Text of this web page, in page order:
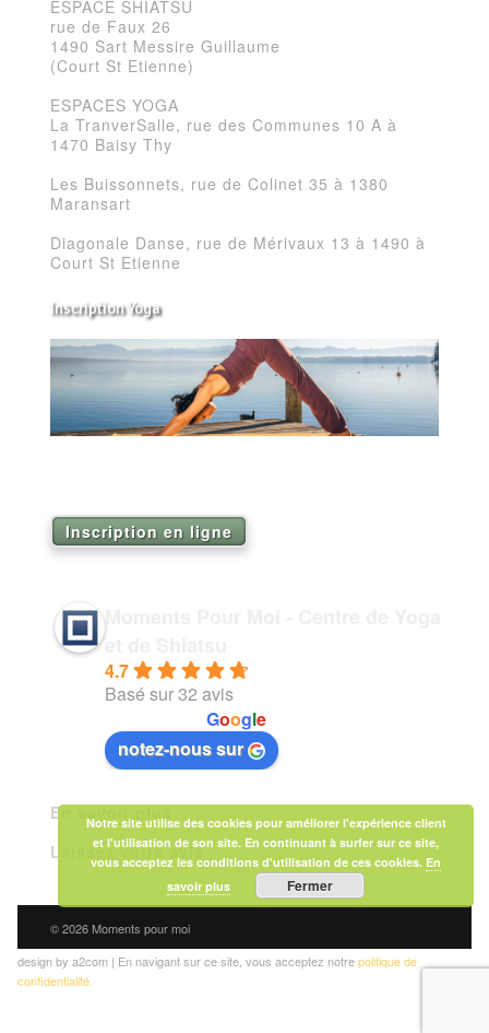
ESPACE SHIATSU
rue de Faux 26
1490 Sart Messire Guillaume
(Court St Etienne)
ESPACES YOGA
La TranverSalle, rue des Communes 10 A à
1470 Baisy Thy
Les Buissonnets, rue de Colinet 35 à 1380
Maransart
Diagonale Danse, rue de Mérivaux 13 à 1490 à
Court St Etienne
Inscription Yoga
Inscription en ligne
Moments Pour Moi - Centre de Yoga
et de Shiatsu
4.7
Basé sur 32 avis
Google
notez-nous sur
En savoir plus
Laissez votre avis
© 2026 Moments pour moi
design by a2com | En navigant sur ce site, vous acceptez notrepolitique de
confidentialité.
Notre site utilise des cookies pour améliorer l'expérience client
et l'utilisation de son site. En continuant à surfer sur ce site,
vous acceptez les conditions d'utilisation de ces cookies. En
savoir plus
Fermer